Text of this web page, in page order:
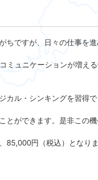
ですが、日々の仕事を
ミュニケーションが増え
ル・シンキングを習得
ができます。是非この機
85,000円（税込）となり